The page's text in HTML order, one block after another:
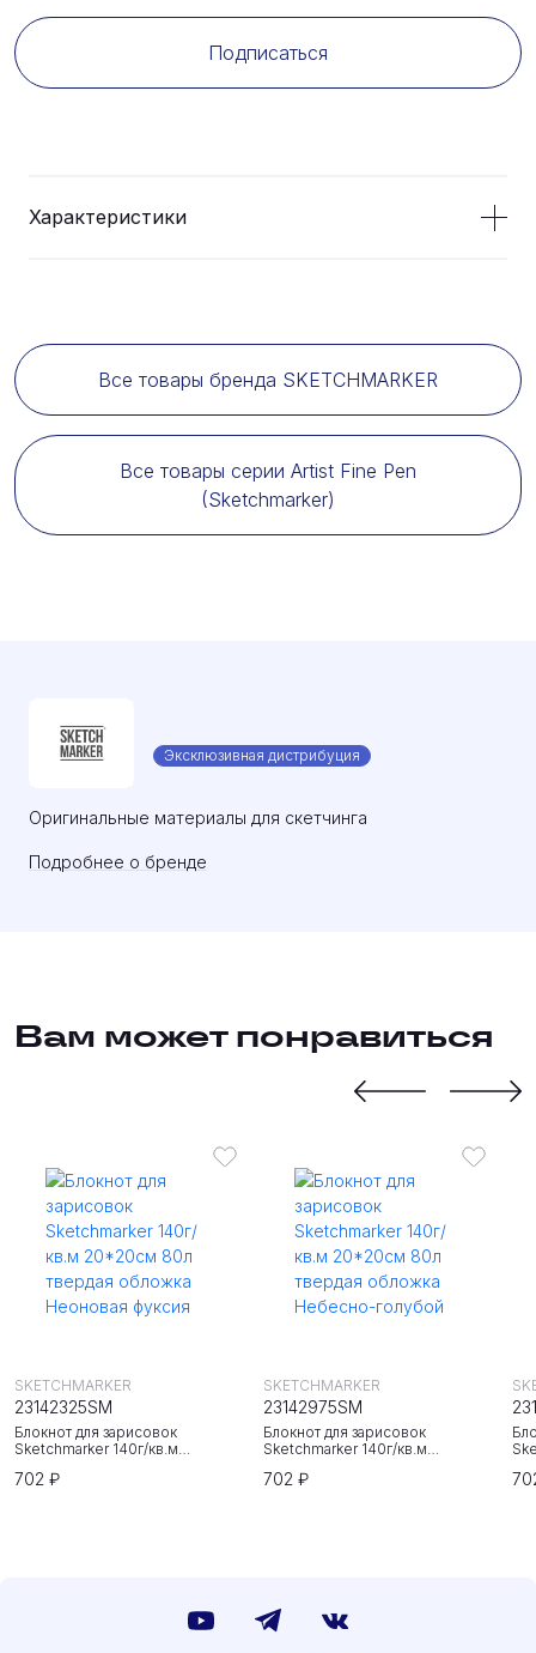
Подписаться
Характеристики
Все товары бренда SKETCHMARKER
Все товары серии Artist Fine Pen
(Sketchmarker)
Эксклюзивная дистрибуция
Оригинальные материалы для скетчинга
Подробнее о бренде
Вам может понравиться
702 ₽
Блокнот для зарисовок
Sketchmarker 140г/кв.м
Неоновая фуксия
SKETCHMARKER
23142325SM
702 ₽
Блокнот для зарисовок
Sketchmarker 140г/кв.м
Небесно-голубой
SKETCHMARKER
23142975SM